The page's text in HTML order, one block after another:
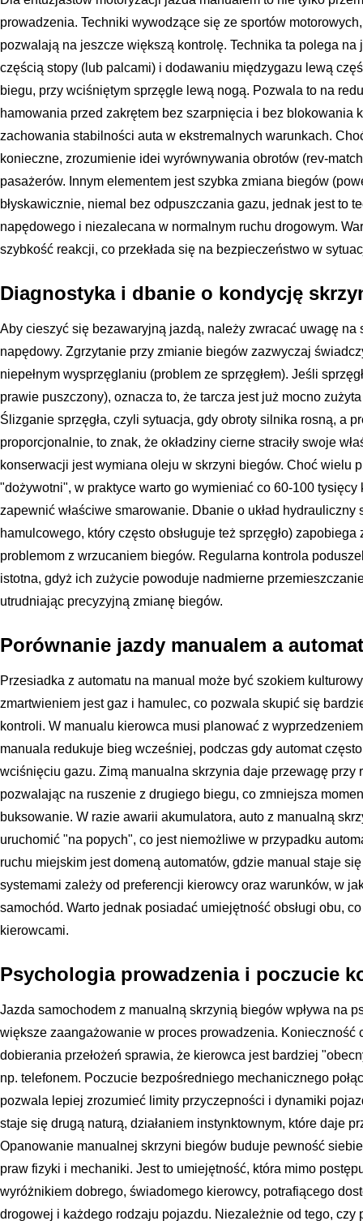
prowadzenia. Techniki wywodzące się ze sportów
pozwalają na jeszcze większą kontrolę. Technika ta polega
częścią stopy (lub palcami) i dodawaniu międzygazu lewą
biegu, przy wciśniętym sprzęgle lewą nogą. Pozwala to na
hamowania przed zakrętem bez szarpnięcia i bez blokowania
zachowania stabilności auta w ekstremalnych warunkach.
konieczne, zrozumienie idei wyrównywania obrotów (rev-
pasażerów. Innym elementem jest szybka zmiana biegów
błyskawicznie, niemal bez odpuszczania gazu, jednak jest to
napędowego i niezalecana w normalnym ruchu drogowym.
szybkość reakcji, co przekłada się na bezpieczeństwo w
Diagnostyka i dbanie o kondycję
Aby cieszyć się bezawaryjną jazdą, należy zwracać uwagę na
napędowy. Zgrzytanie przy zmianie biegów zazwyczaj
niepełnym wysprzęglaniu (problem ze sprzęgłem). Jeśli
prawie puszczony), oznacza to, że tarcza jest już mocno
Ślizganie sprzęgła, czyli sytuacja, gdy obroty silnika rosną, a
proporcjonalnie, to znak, że okładziny cierne straciły swoje
konserwacji jest wymiana oleju w skrzyni biegów. Choć wielu
"dożywotni", w praktyce warto go wymieniać co 60-100 tysięcy
zapewnić właściwe smarowanie. Dbanie o układ hydrauliczny
hamulcowego, który często obsługuje też sprzęgło)
problemom z wrzucaniem biegów. Regularna kontrola
istotna, gdyż ich zużycie powoduje nadmierne
utrudniając precyzyjną zmianę biegów.
Porównanie jazdy manualem a
Przesiadka z automatu na manual może być szokiem
zmartwieniem jest gaz i hamulec, co pozwala skupić się
kontroli. W manualu kierowca musi planować z
manuala redukuje bieg wcześniej, podczas gdy automat
wciśnięciu gazu. Zimą manualna skrzynia daje przewagę przy
pozwalając na ruszenie z drugiego biegu, co zmniejsza
buksowanie. W razie awarii akumulatora, auto z manualną
uruchomić "na popych", co jest niemożliwe w przypadku
ruchu miejskim jest domeną automatów, gdzie manual staje
systemami zależy od preferencji kierowcy oraz warunków, w
samochód. Warto jednak posiadać umiejętność obsługi obu,
kierowcami.
Psychologia prowadzenia i poczucie
Jazda samochodem z manualną skrzynią biegów wpływa na
większe zaangażowanie w proces prowadzenia. Konieczność
dobierania przełożeń sprawia, że kierowca jest bardziej
np. telefonem. Poczucie bezpośredniego mechanicznego
pozwala lepiej zrozumieć limity przyczepności i dynamiki
staje się drugą naturą, działaniem instynktownym, które daje
Opanowanie manualnej skrzyni biegów buduje pewność
praw fizyki i mechaniki. Jest to umiejętność, która mimo
wyróżnikiem dobrego, świadomego kierowcy, potrafiącego
drogowej i każdego rodzaju pojazdu. Niezależnie od tego, czy